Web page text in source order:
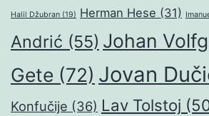
Halil Džubran (19) Herman Hese (31)
Andrić (55) Johan
Gete (72) Jovan
Konfučije (36) Lav Tolstoj